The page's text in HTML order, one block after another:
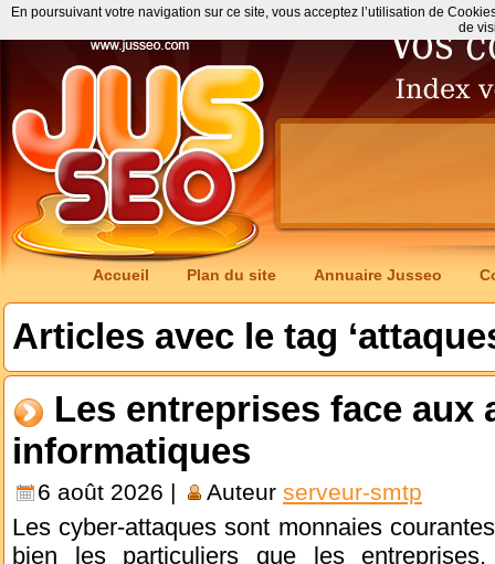
Accueil Plan du site Annuaire Jusseo
Articles avec le tag
Les entreprises face aux
informatiques
6 août 2026 | Auteur serveur-smtp
Les cyber-attaques sont monnaies
bien les particuliers que les
En poursuivant votre navigation sur ce site, vous acceptez l’utilisation de
de